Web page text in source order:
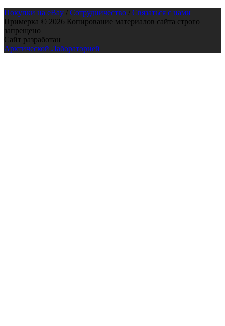
Покупки на eBay / Сотрудничество / Связаться с нами
Примерка © 2026 Копирование материалов сайта строго
запрещено
Сайт разработан
Арктической Лабораторией